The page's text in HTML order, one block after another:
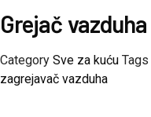
Grejač vazduha
Category Sve za kuću Tags
zagrejavač vazduha